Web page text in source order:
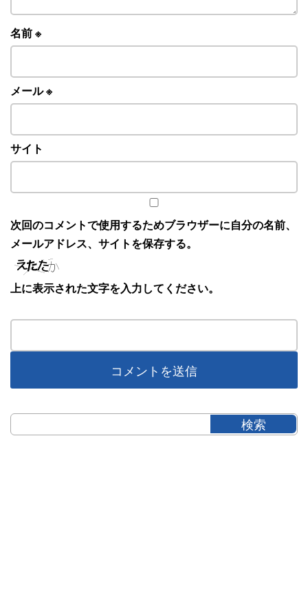
名前※
メール※
サイト
次回のコメントで使用するためブラウザーに自分の名前、
メールアドレス、サイトを保存する。
上に表示された文字を入力してください。